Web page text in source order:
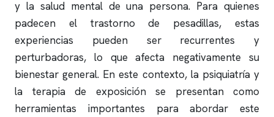
y la salud mental de una persona. Para quienes
padecen el trastorno de pesadillas, estas
experiencias pueden ser recurrentes y
perturbadoras, lo que afecta negativamente su
bienestar general. En este contexto, la psiquiatría y
la terapia de exposición se presentan como
herramientas importantes para abordar este